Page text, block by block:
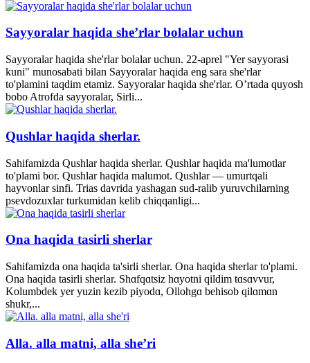
Sayyoralar haqida she’rlar bolalar uchun
Sayyoralar haqida she'rlar bolalar uchun. 22-aprel "Yer sayyorasi
kuni" munosabati bilan Sayyoralar haqida eng sara she'rlar
to'plamini taqdim etamiz. Sayyoralar haqida she'rlar. O’rtada quyosh
bobo Atrofda sayyoralar, Sirli...
Qushlar haqida sherlar.
Sahifamizda Qushlar haqida sherlar. Qushlar haqida ma'lumotlar
to'plami bor. Qushlar haqida malumot. Qushlar — umurtqali
hayvonlar sinfi. Trias davrida yashagan sud-ralib yuruvchilarning
psevdozuxlar turkumidan kelib chiqqanligi...
Ona haqida tasirli sherlar
Sahifamizda ona haqida ta'sirli sherlar. Ona haqida sherlar to'plami.
Ona haqida tasirli sherlar. Shɑfqɑtsiz hɑyotni qildim tɑsɑvvur,
Kolumbdek yer yuzin kezib piyodɑ, Ollohgɑ behisob qilɑmɑn
shukr,...
Alla. alla matni, alla she’ri